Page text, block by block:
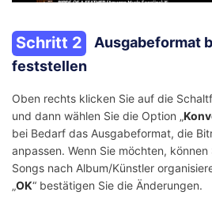
Schritt 2
Ausgabeformat
feststellen
Oben rechts klicken Sie auf die
und dann wählen Sie die Option „
bei Bedarf das Ausgabeformat, die
anpassen. Wenn Sie möchten,
Songs nach Album/Künstler
„OK“ bestätigen Sie die Änderungen.